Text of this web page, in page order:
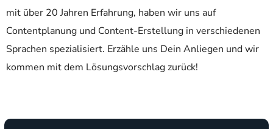
mit über 20 Jahren Erfahrung, haben wir uns auf
Contentplanung und Content-Erstellung in verschiedenen
Sprachen spezialisiert. Erzähle uns Dein Anliegen und wir
kommen mit dem Lösungsvorschlag zurück!